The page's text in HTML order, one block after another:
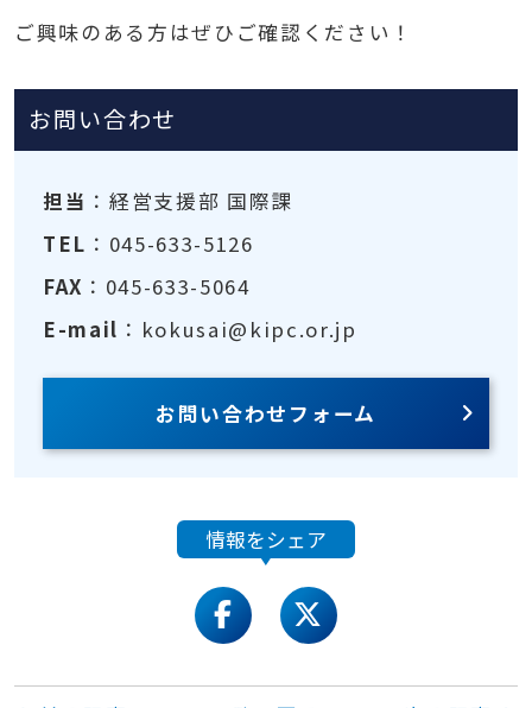
ご興味のある方はぜひご確認ください！
お問い合わせ
担当 ：経営支援部 国際課
TEL ：045-633-5126
FAX ：045-633-5064
E-mail ：kokusai@kipc.or.jp
お問い合わせフォーム
情報をシェア
facebooktwitter